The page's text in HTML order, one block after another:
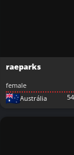
raeparks
female
Austrália